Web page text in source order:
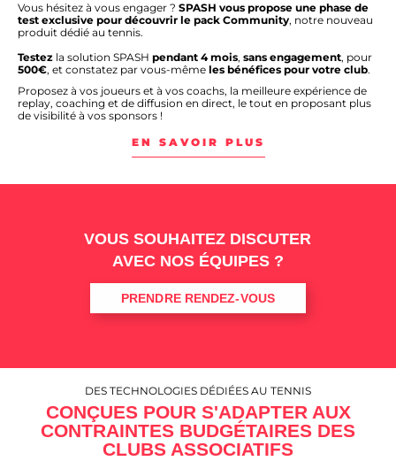
Vous hésitez à vous engager ? SPASH vous propose une phase de
test exclusive pour découvrir le pack Community, notre nouveau
produit dédié au tennis.
Testez la solution SPASH pendant 4 mois, sans engagement, pour
500€, et constatez par vous-même les bénéfices pour votre club.
Proposez à vos joueurs et à vos coachs, la meilleure expérience de
replay, coaching et de diffusion en direct, le tout en proposant plus
de visibilité à vos sponsors !
EN SAVOIR PLUS
VOUS SOUHAITEZ DISCUTER
AVEC NOS ÉQUIPES ?
PRENDRE RENDEZ-VOUS
DES TECHNOLOGIES DÉDIÉES AU TENNIS
CONÇUES POUR S'ADAPTER AUX
CONTRAINTES BUDGÉTAIRES DES
CLUBS ASSOCIATIFS